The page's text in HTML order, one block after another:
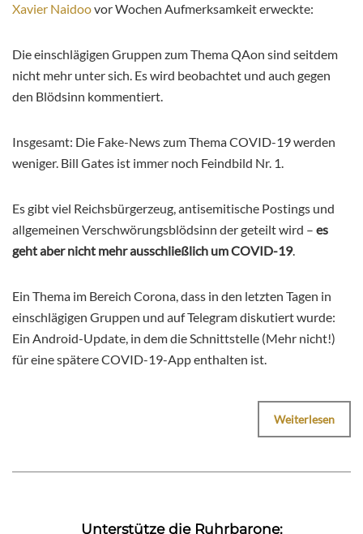
Xavier Naidoovor Wochen Aufmerksamkeit erweckte:
Die einschlägigen Gruppen zum Thema QAon sind seitdem
nicht mehr unter sich. Es wird beobachtet und auch gegen
den Blödsinn kommentiert.
Insgesamt: Die Fake-News zum Thema COVID-19 werden
weniger. Bill Gates ist immer noch Feindbild Nr. 1.
Es gibt viel Reichsbürgerzeug, antisemitische Postings und
allgemeinen Verschwörungsblödsinn der geteilt wird – es
geht aber nicht mehr ausschließlich um COVID-19.
Ein Thema im Bereich Corona, dass in den letzten Tagen in
einschlägigen Gruppen und auf Telegram diskutiert wurde:
Ein Android-Update, in dem die Schnittstelle (Mehr nicht!)
für eine spätere COVID-19-App enthalten ist.
Weiterlesen
Unterstütze die Ruhrbarone: